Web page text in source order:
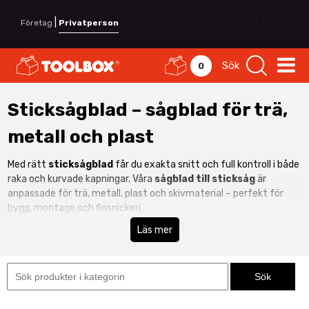
Företag Privatperson
0 Sök
Sticksågblad – sågblad för trä,
metall och plast
Med rätt sticksågblad får du exakta snitt och full kontroll i både
raka och kurvade kapningar. Våra sågblad till sticksågär
anpassade för trä, metall, plast och skivmaterial – perfekt för
bygg, montage och finsnickeri.
sticksågsblad för trä
tandning för snabb kapning ellersticksågsblad för metall
Blad till sticksåg för olika material
Läs mer